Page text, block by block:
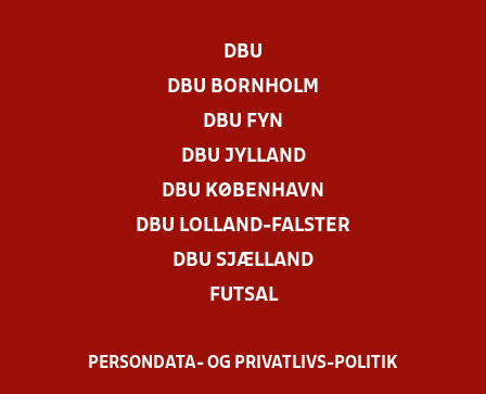
DBU
DBU BORNHOLM
DBU FYN
DBU JYLLAND
DBU KØBENHAVN
DBU LOLLAND-FALSTER
DBU SJÆLLAND
FUTSAL
PERSONDATA- OG PRIVATLIVS-POLITIK